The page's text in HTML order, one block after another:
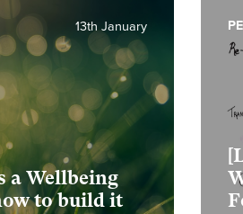
a Wellbeing
to build it
13th January